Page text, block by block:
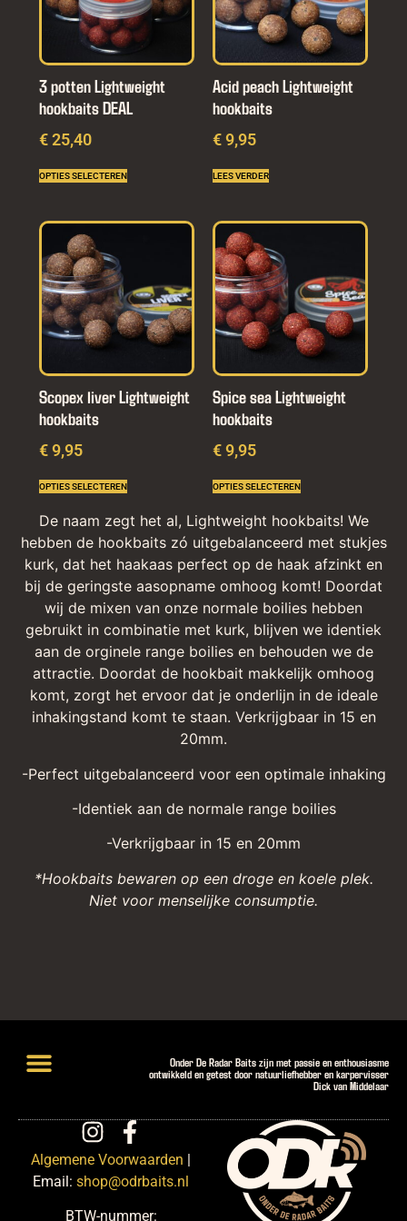
3 potten Lightweight
hookbaits DEAL
€ 25,40
OPTIES SELECTEREN
Acid peach Lightweight
hookbaits
€ 9,95
LEES VERDER
Scopex liver Lightweight
hookbaits
€ 9,95
OPTIES SELECTEREN
Spice sea Lightweight
hookbaits
€ 9,95
OPTIES SELECTEREN
De naam zegt het al, Lightweight hookbaits! We
hebben de hookbaits zó uitgebalanceerd met stukjes
kurk, dat het haakaas perfect op de haak afzinkt en
bij de geringste aasopname omhoog komt! Doordat
wij de mixen van onze normale boilies hebben
gebruikt in combinatie met kurk, blijven we identiek
aan de orginele range boilies en behouden we de
attractie. Doordat de hookbait makkelijk omhoog
komt, zorgt het ervoor dat je onderlijn in de ideale
inhakingstand komt te staan. Verkrijgbaar in 15 en
20mm.
-Perfect uitgebalanceerd voor een optimale inhaking
-Identiek aan de normale range boilies
-Verkrijgbaar in 15 en 20mm
*Hookbaits bewaren op een droge en koele plek.
Niet voor menselijke consumptie.
Onder De Radar Baits zijn met passie en enthousiasme
ontwikkeld en getest door natuurliefhebber en karpervisser
Dick van Middelaar
Algemene Voorwaarden |
Email: shop@odrbaits.nl
BTW-nummer: